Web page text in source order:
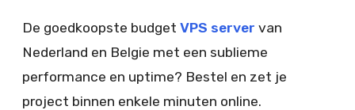
De goedkoopste budget VPS server van
Nederland en Belgie met een sublieme
performance en uptime? Bestel en zet je
project binnen enkele minuten online.